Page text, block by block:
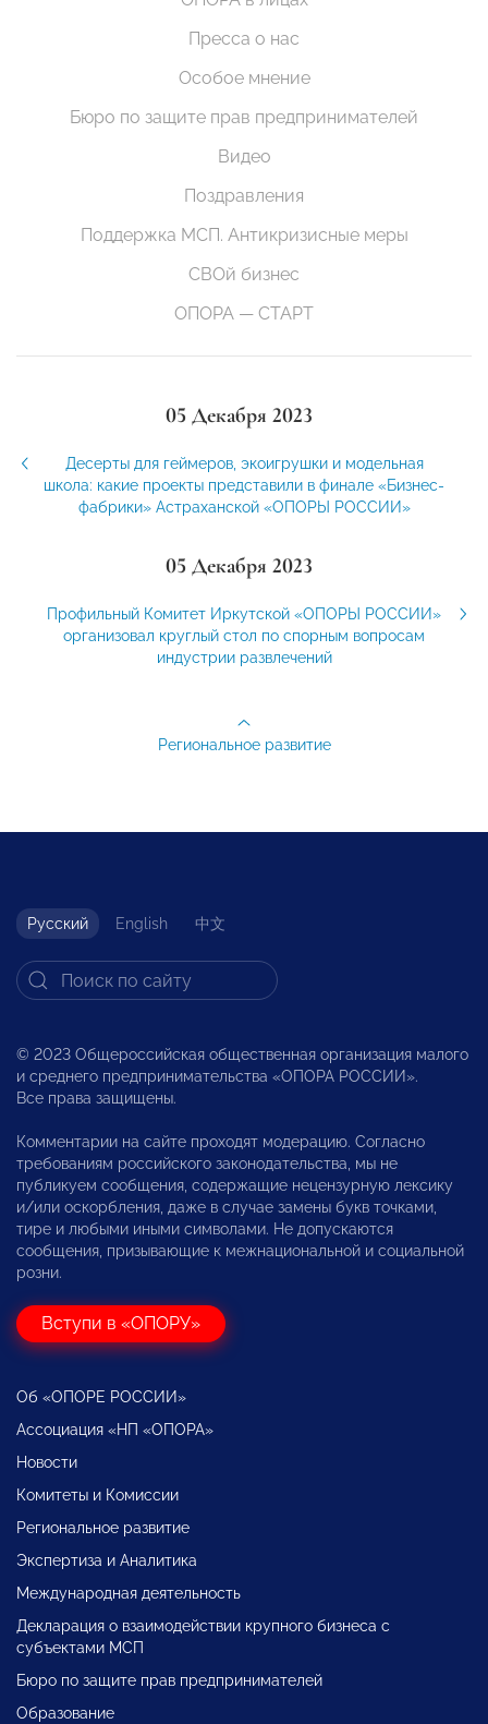
Пресса о нас
Особое мнение
Бюро по защите прав предпринимателей
Видео
Поздравления
Поддержка МСП. Антикризисные меры
СВОй бизнес
ОПОРА — СТАРТ
05 Декабря 2023
Десерты для геймеров, экоигрушки и модельная
школа: какие проекты представили в финале «Бизнес-
фабрики» Астраханской «ОПОРЫ РОССИИ»
05 Декабря 2023
Профильный Комитет Иркутской «ОПОРЫ РОССИИ»
организовал круглый стол по спорным вопросам
индустрии развлечений
Региональное развитие
Русский English 中文
© 2023 Общероссийская общественная организация малого
и среднего предпринимательства «ОПОРА РОССИИ».
Все права защищены.
Комментарии на сайте проходят модерацию. Согласно
требованиям российского законодательства, мы не
публикуем сообщения, содержащие нецензурную лексику
и/или оскорбления, даже в случае замены букв точками,
тире и любыми иными символами. Не допускаются
сообщения, призывающие к межнациональной и социальной
розни.
Вступи в «ОПОРУ»
Об «ОПОРЕ РОССИИ»
Ассоциация «НП «ОПОРА»
Новости
Комитеты и Комиссии
Региональное развитие
Экспертиза и Аналитика
Международная деятельность
Декларация о взаимодействии крупного бизнеса с
субъектами МСП
Бюро по защите прав предпринимателей
Образование